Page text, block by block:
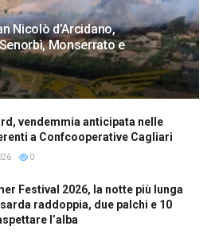
Nicolò d’Arcidano,
Monserrato e
vendemmia anticipata nelle
a Confcooperative Cagliari
0
Festival 2026, la notte più lunga
raddoppia, due palchi e 10
l’alba